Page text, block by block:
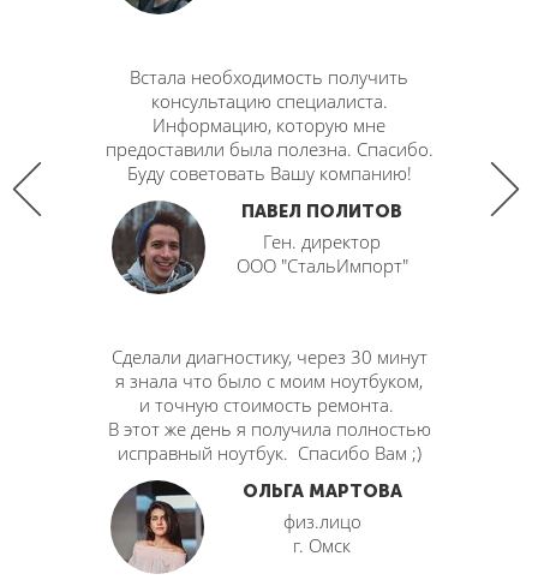
Встала необходимость получить
консультацию специалиста.
Информацию, которую мне
предоставили была полезна. Спасибо.
Буду советовать Вашу компанию!
ПАВЕЛ ПОЛИТОВ
Ген. директор
​ООО "СтальИмпорт"
Сделали диагностику, через 30 минут
я знала что было с моим ноутбуком,
и точную стоимость ремонта.
В этот же день я получила полностью
исправный ноутбук. Спасибо Вам ;)
ОЛЬГА МАРТОВА
физ.лицо
​г. Омск